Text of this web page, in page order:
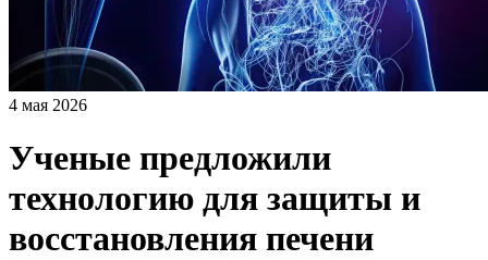
4 мая 2026
Ученые предложили
технологию для защиты и
восстановления печени